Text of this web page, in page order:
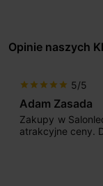
Opinie naszych
star star star star star 5/5
Adam Zasada
Zakupy w
atrakcyjne ceny.